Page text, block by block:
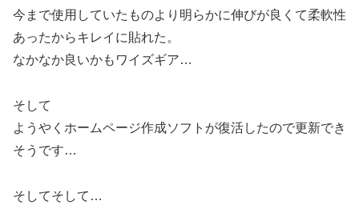
今まで使用していたものより明らかに伸びが良くて柔軟性
あったからキレイに貼れた。
なかなか良いかもワイズギア…
そして
ようやくホームページ作成ソフトが復活したので更新でき
そうです…
そしてそして…